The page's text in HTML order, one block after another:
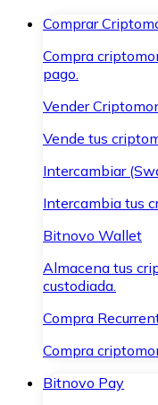
Comprar
Compra
pago.
Vender
Vende tus
Intercambiar
Intercambia tus
Bitnovo Wallet
Almacena tus
custodiada.
Compra
Compra
Bitnovo Pay